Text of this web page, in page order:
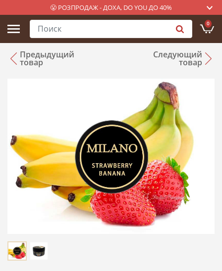
😤 РОЗПРОДАЖ - ДОХА, DO YOU ДО 40%
0
Предыдущий
товар
Следующий
товар